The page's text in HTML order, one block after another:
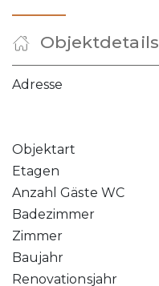
Objektdetails
Adresse
Objektart
Etagen
Anzahl Gäste WC
Badezimmer
Zimmer
Baujahr
Renovationsjahr